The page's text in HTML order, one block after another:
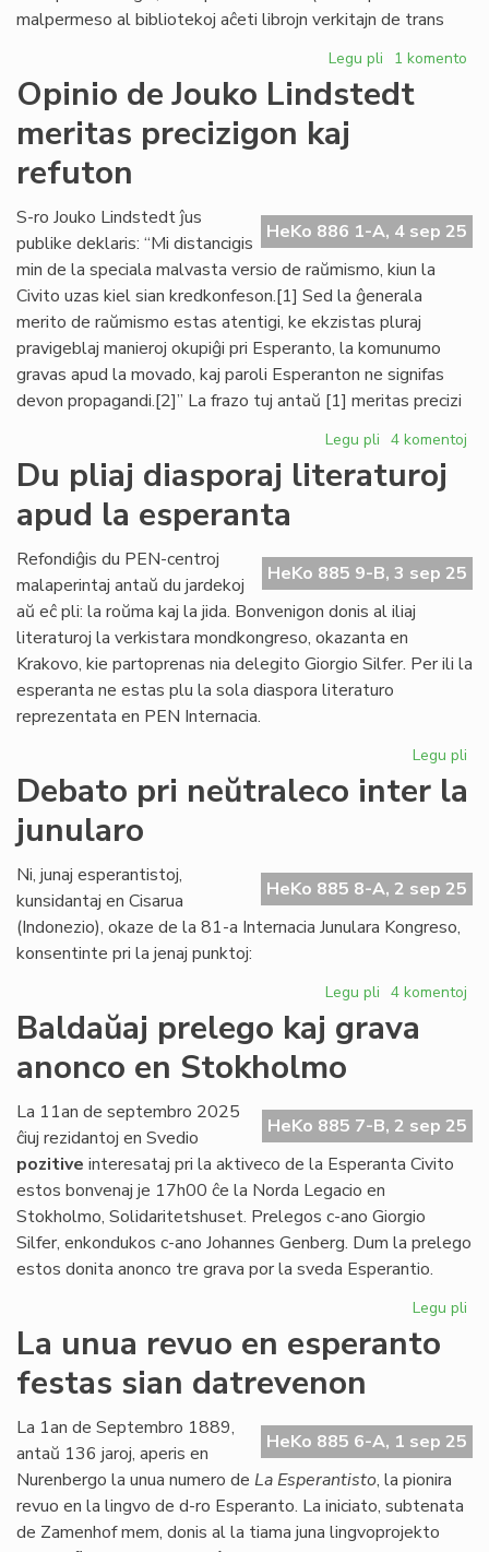
malpermeso al bibliotekoj aĉeti librojn verkitajn de trans
Legu pli pri
PEN
Internacia:
1 komento
Opinio de Jouko Lindstedt
meritas precizigon kaj
refuton
HeKo 886 1-A, 4 sep 25
S-ro Jouko Lindstedt ĵus
publike deklaris: “Mi distancigis
min de la speciala malvasta versio de raŭmismo, kiun la
Civito uzas kiel sian kredkonfeson.[1] Sed la ĝenerala
merito de raŭmismo estas atentigi, ke ekzistas pluraj
pravigeblaj manieroj okupiĝi pri Esperanto, la komunumo
gravas apud la movado, kaj paroli Esperanton ne signifas
devon propagandi.[2]” La frazo tuj antaŭ [1] meritas precizi
Legu pli pri
Opinio
de
meritas
precizigon
kaj
refuton
4 komentoj
Du pliaj diasporaj literaturoj
apud la esperanta
HeKo 885 9-B, 3 sep 25
Refondiĝis du PEN-centroj
malaperintaj antaŭ du jardekoj
aŭ eĉ pli: la roŭma kaj la jida. Bonvenigon donis al iliaj
literaturoj la verkistara mondkongreso, okazanta en
Krakovo, kie partoprenas nia delegito Giorgio Silfer. Per ili la
esperanta ne estas plu la sola diaspora literaturo
reprezentata en PEN Internacia.
Legu pli
Debato pri neŭtraleco inter la
junularo
HeKo 885 8-A, 2 sep 25
Ni, junaj esperantistoj,
kunsidantaj en Cisarua
(Indonezio), okaze de la 81-a Internacia Junulara Kongreso,
konsentinte pri la jenaj punktoj:
Legu pli pri
pri
la
junularo
4 komentoj
Baldaŭaj prelego kaj grava
anonco en Stokholmo
HeKo 885 7-B, 2 sep 25
La 11an de septembro 2025
ĉiuj rezidantoj en Svedio
pozitive interesataj pri la aktiveco de la Esperanta Civito
estos bonvenaj je 17h00 ĉe la Norda Legacio en
Stokholmo, Solidaritetshuset. Prelegos c-ano Giorgio
Silfer, enkondukos c-ano Johannes Genberg. Dum la prelego
estos donita anonco tre grava por la sveda Esperantio.
Legu pli
La unua revuo en esperanto
festas sian datrevenon
HeKo 885 6-A, 1 sep 25
La 1an de Septembro 1889,
antaŭ 136 jaroj, aperis en
Nurenbergo la unua numero de La Esperantisto, la pionira
revuo en la lingvo de d-ro Esperanto. La iniciato, subtenata
de Zamenhof mem, donis al la tiama juna lingvoprojekto